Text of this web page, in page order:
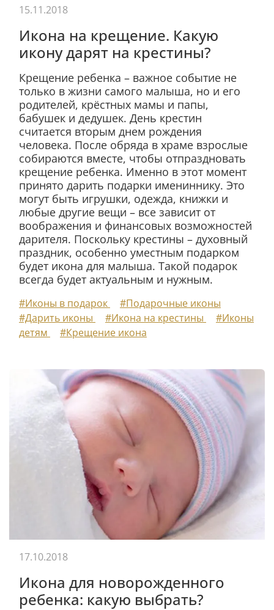
Икона на крещение. Какую
икону дарят на крестины?
Крещение ребенка – важное событие не
только в жизни самого малыша, но и его
родителей, крёстных мамы и папы,
бабушек и дедушек. День крестин
считается вторым днем рождения
человека. После обряда в храме взрослые
собираются вместе, чтобы отпраздновать
крещение ребенка. Именно в этот момент
принято дарить подарки имениннику. Это
могут быть игрушки, одежда, книжки и
любые другие вещи – все зависит от
воображения и финансовых возможностей
дарителя. Поскольку крестины – духовный
праздник, особенно уместным подарком
будет икона для малыша. Такой подарок
всегда будет актуальным и нужным.
15.11.2018
#Иконы в подарок
#Подарочные иконы
#Дарить иконы
#Икона на крестины
#Иконы
детям
#Крещение икона
Икона для новорожденного
ребенка: какую выбрать?
17.10.2018